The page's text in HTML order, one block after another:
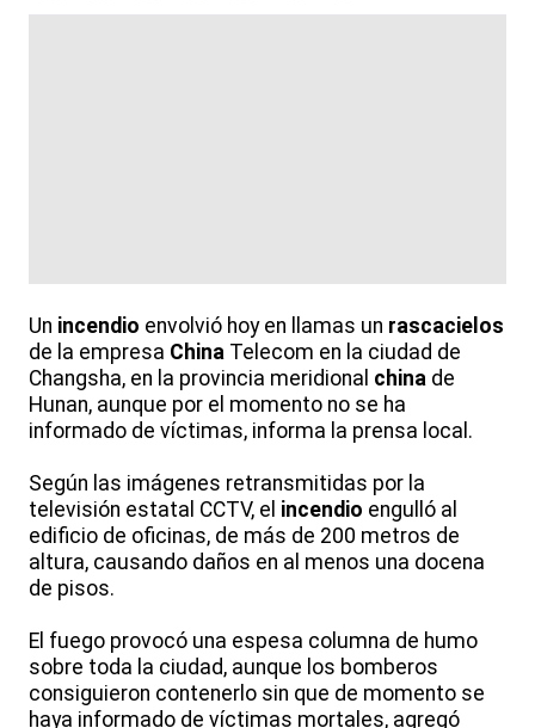
Un incendio envolvió hoy en llamas un rascacielos
de la empresa China Telecom en la ciudad de
Changsha, en la provincia meridional china de
Hunan, aunque por el momento no se ha
informado de víctimas, informa la prensa local.
Según las imágenes retransmitidas por la
televisión estatal CCTV, el incendio engulló al
edificio de oficinas, de más de 200 metros de
altura, causando daños en al menos una docena
de pisos.
El fuego provocó una espesa columna de humo
sobre toda la ciudad, aunque los bomberos
consiguieron contenerlo sin que de momento se
haya informado de víctimas mortales, agregó